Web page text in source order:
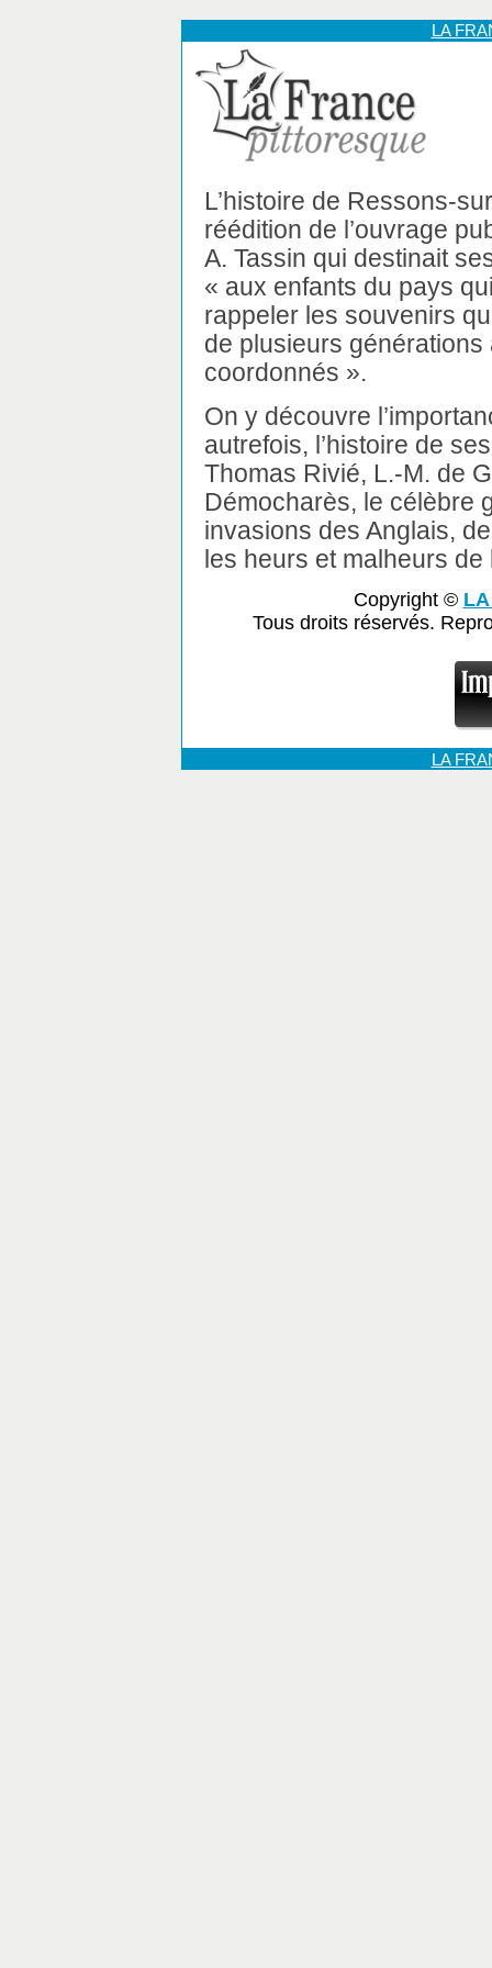
LA
L’histoire de Ressons-
réédition de l’ouvrage
A. Tassin qui destinait
« aux enfants du pays
rappeler les souvenirs
de plusieurs générations
coordonnés ».
On y découvre
autrefois, l’histoire de
Thomas Rivié, L.-M. de
Démocharès, le célèbre
invasions des Anglais,
les heurs et malheurs
Copyright ©
Tous droits réservés.
LA